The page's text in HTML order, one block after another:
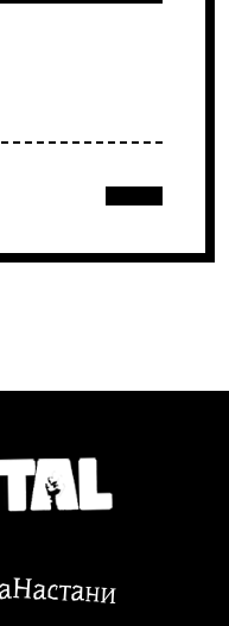
Настани